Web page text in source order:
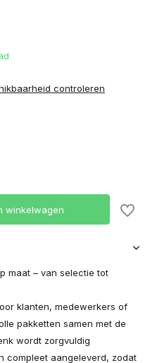
controleren
winkelwagen
maat – van selectie tot
klanten, medewerkers of
pakketten samen met de
wordt zorgvuldig
compleet aangeleverd, zodat